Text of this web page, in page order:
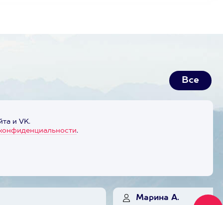
Все
и VK.
.
Марина А.